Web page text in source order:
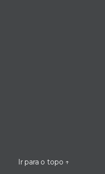
Ir para o topo ↑